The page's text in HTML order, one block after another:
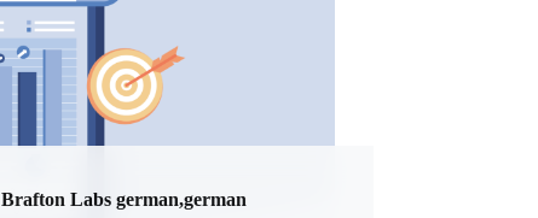
Brafton Labs german,german